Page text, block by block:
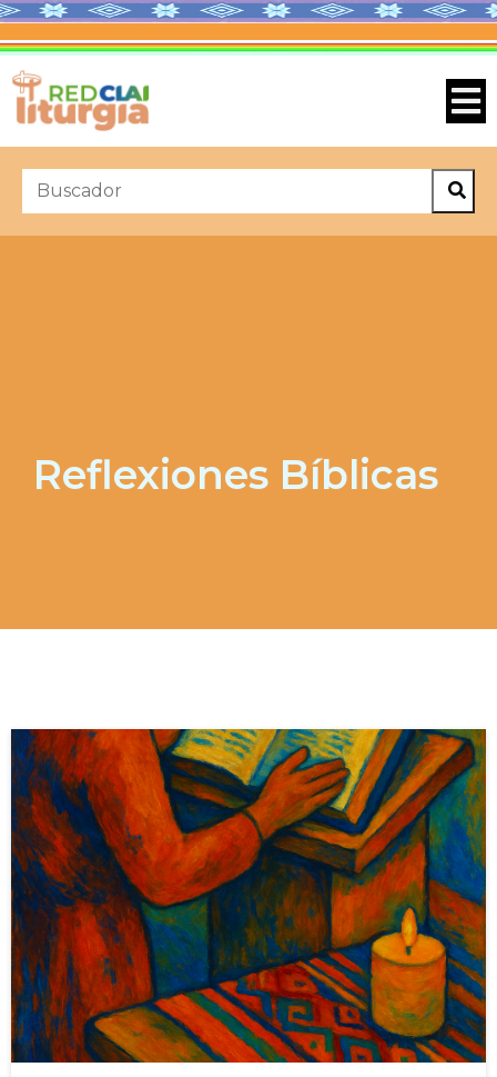
Reflexiones Bíblicas